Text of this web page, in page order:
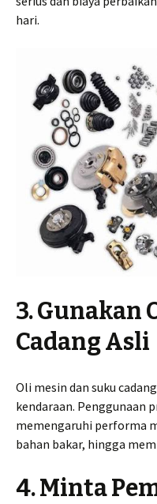
hari.
3. Gunakan
Cadang Asli
Oli mesin dan suku
kendaraan. Penggunaan
memengaruhi performa
bahan bakar, hingga
4. Minta